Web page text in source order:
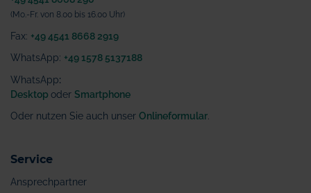
(Mo.-Fr. von 8.00 bis 16.00 Uhr)
Fax: +49 4541 8668 2919
WhatsApp: +49 1578 5137188
WhatsApp:
Desktop oder Smartphone
Oder nutzen Sie auch unser Onlineformular
Service
Ansprechpartner